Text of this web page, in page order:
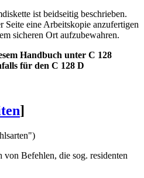
ist beidseitig beschrieben.
Seite eine Arbeitskopie anzufertigen
sicheren Ort aufzubewahren.
Handbuch unter C 128
für den C 128 D
]
Befehlen, die sog. residenten